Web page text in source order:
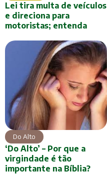
Lei tira multa de veículos
e direciona para
motoristas; entenda
Do Alto
‘Do Alto’ – Por que a
virgindade é tão
importante na Bíblia?